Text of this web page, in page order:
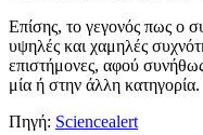
Επίσης, το γεγονός πως ο
υψηλές και χαμηλές
επιστήμονες, αφού
μία ή στην άλλη κατηγορία.
Πηγή: Sciencealert